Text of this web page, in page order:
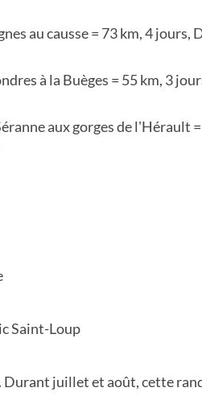
au causse = 73 km, 4 jours,
à la Buèges = 55 km, 3
aux gorges de l'Hérault
Saint-Loup
juillet et août, cette